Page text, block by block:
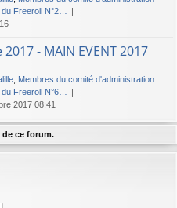
Freeroll N°2…
- MAIN EVENT 2017
Membres du comité d'administration
Freeroll N°6…
2017 08:41
ce forum.